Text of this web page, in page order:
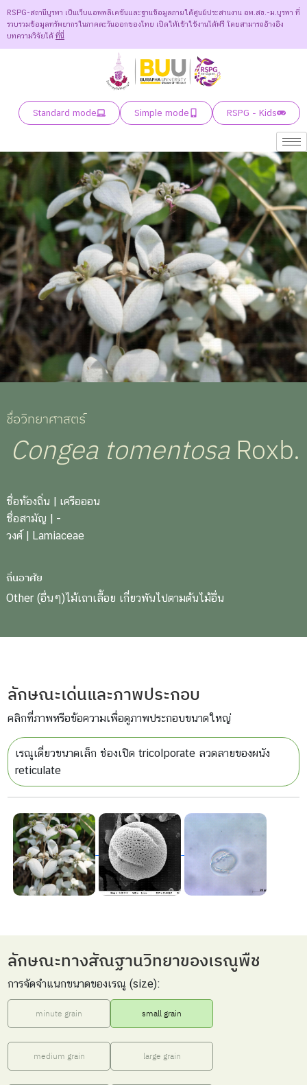
RSPG-สถานีบูรพา เป็นเว็บแอพพลิเคชันและฐานข้อมูลภายใต้ศูนย์ประสานงาน อพ.สธ.-ม.บูรพา ที่
รวบรวมข้อมูลทรัพยากรในภาคตะวันออกของไทย เปิดให้เข้าใช้งานได้ฟรี โดยสามารถอ้างอิง
บทความวิจัยได้ ที่นี่
Standard mode Simple mode RSPG - Kids
ชื่อวิทยาศาสตร์
Congea tomentosaRoxb.
ชื่อท้องถิ่น | เครือออน
ชื่อสามัญ | -
วงศ์ | Lamiaceae
ถิ่นอาศัย
Other (อื่นๆ)ไม้เถาเลื้อย เกี่ยวพันไปตามต้นไม้อื่น
ลักษณะเด่นและภาพประกอบ
คลิกที่ภาพหรือข้อความเพื่อดูภาพประกอบขนาดใหญ่
เรณูเดี่ยวขนาดเล็ก ช่องเปิด tricolporate ลวดลายของผนัง
reticulate
ลักษณะทางสัณฐานวิทยาของเรณูพืช
การจัดจำแนกขนาดของเรณู (size):
minute grain small grain
medium grain large grain